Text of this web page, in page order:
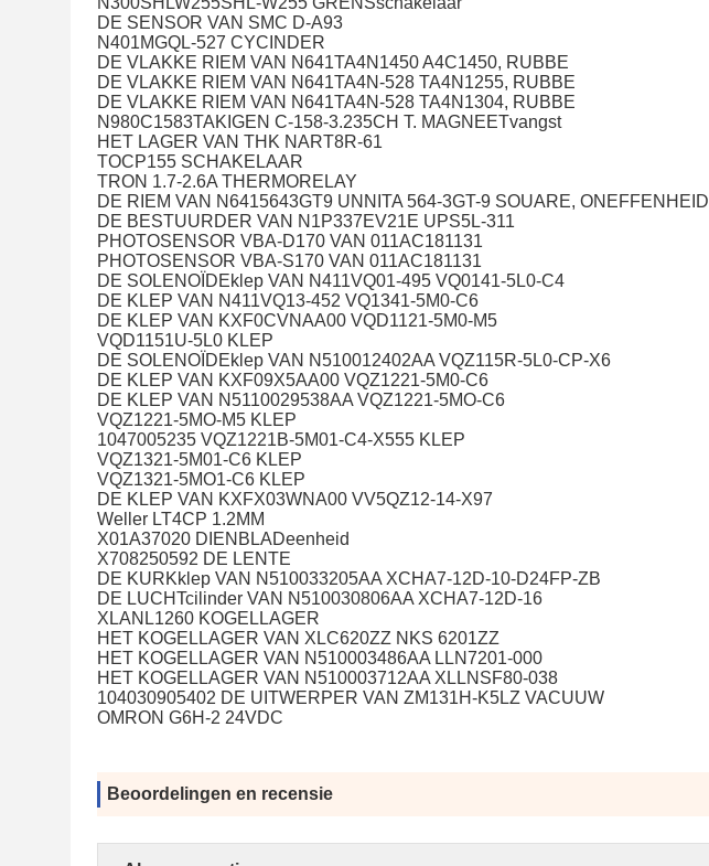
DE SENSOR VAN SMC D-A93
N401MGQL-527 CYCINDER
DE VLAKKE RIEM VAN N641TA4N1450 A4C1450, RUBBE
DE VLAKKE RIEM VAN N641TA4N-528 TA4N1255, RUBBE
DE VLAKKE RIEM VAN N641TA4N-528 TA4N1304, RUBBE
N980C1583TAKIGEN C-158-3.235CH T. MAGNEETvangst
HET LAGER VAN THK NART8R-61
TOCP155 SCHAKELAAR
TRON 1.7-2.6A THERMORELAY
DE RIEM VAN N6415643GT9 UNNITA 564-3GT-9 SOUARE, ONEFFENHEID
DE BESTUURDER VAN N1P337EV21E UPS5L-311
PHOTOSENSOR VBA-D170 VAN 011AC181131
PHOTOSENSOR VBA-S170 VAN 011AC181131
DE SOLENOÏDEklep VAN N411VQ01-495 VQ0141-5L0-C4
DE KLEP VAN N411VQ13-452 VQ1341-5M0-C6
DE KLEP VAN KXF0CVNAA00 VQD1121-5M0-M5
VQD1151U-5L0 KLEP
DE SOLENOÏDEklep VAN N510012402AA VQZ115R-5L0-CP-X6
DE KLEP VAN KXF09X5AA00 VQZ1221-5M0-C6
DE KLEP VAN N5110029538AA VQZ1221-5MO-C6
VQZ1221-5MO-M5 KLEP
1047005235 VQZ1221B-5M01-C4-X555 KLEP
VQZ1321-5M01-C6 KLEP
VQZ1321-5MO1-C6 KLEP
DE KLEP VAN KXFX03WNA00 VV5QZ12-14-X97
Weller LT4CP 1.2MM
X01A37020 DIENBLADeenheid
X708250592 DE LENTE
DE KURKklep VAN N510033205AA XCHA7-12D-10-D24FP-ZB
DE LUCHTcilinder VAN N510030806AA XCHA7-12D-16
XLANL1260 KOGELLAGER
HET KOGELLAGER VAN XLC620ZZ NKS 6201ZZ
HET KOGELLAGER VAN N510003486AA LLN7201-000
HET KOGELLAGER VAN N510003712AA XLLNSF80-038
104030905402 DE UITWERPER VAN ZM131H-K5LZ VACUUW
OMRON G6H-2 24VDC
Beoordelingen en recensie